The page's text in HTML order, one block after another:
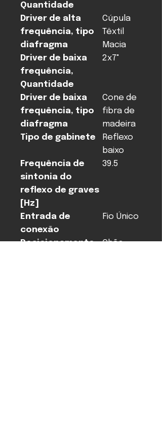
Quantidade
Driver de alta
frequência, tipo
diafragma
Cúpula
Têxtil
Macia
Driver de baixa
frequência,
Quantidade
2x7"
Driver de baixa
frequência, tipo
diafragma
Cone de
fibra de
madeira
Tipo de gabinete
Reflexo
baixo
Frequência de
sintonia do
reflexo de graves
[Hz]
39.5
Entrada de
conexão
Fio Único
Posicionamento
Chão